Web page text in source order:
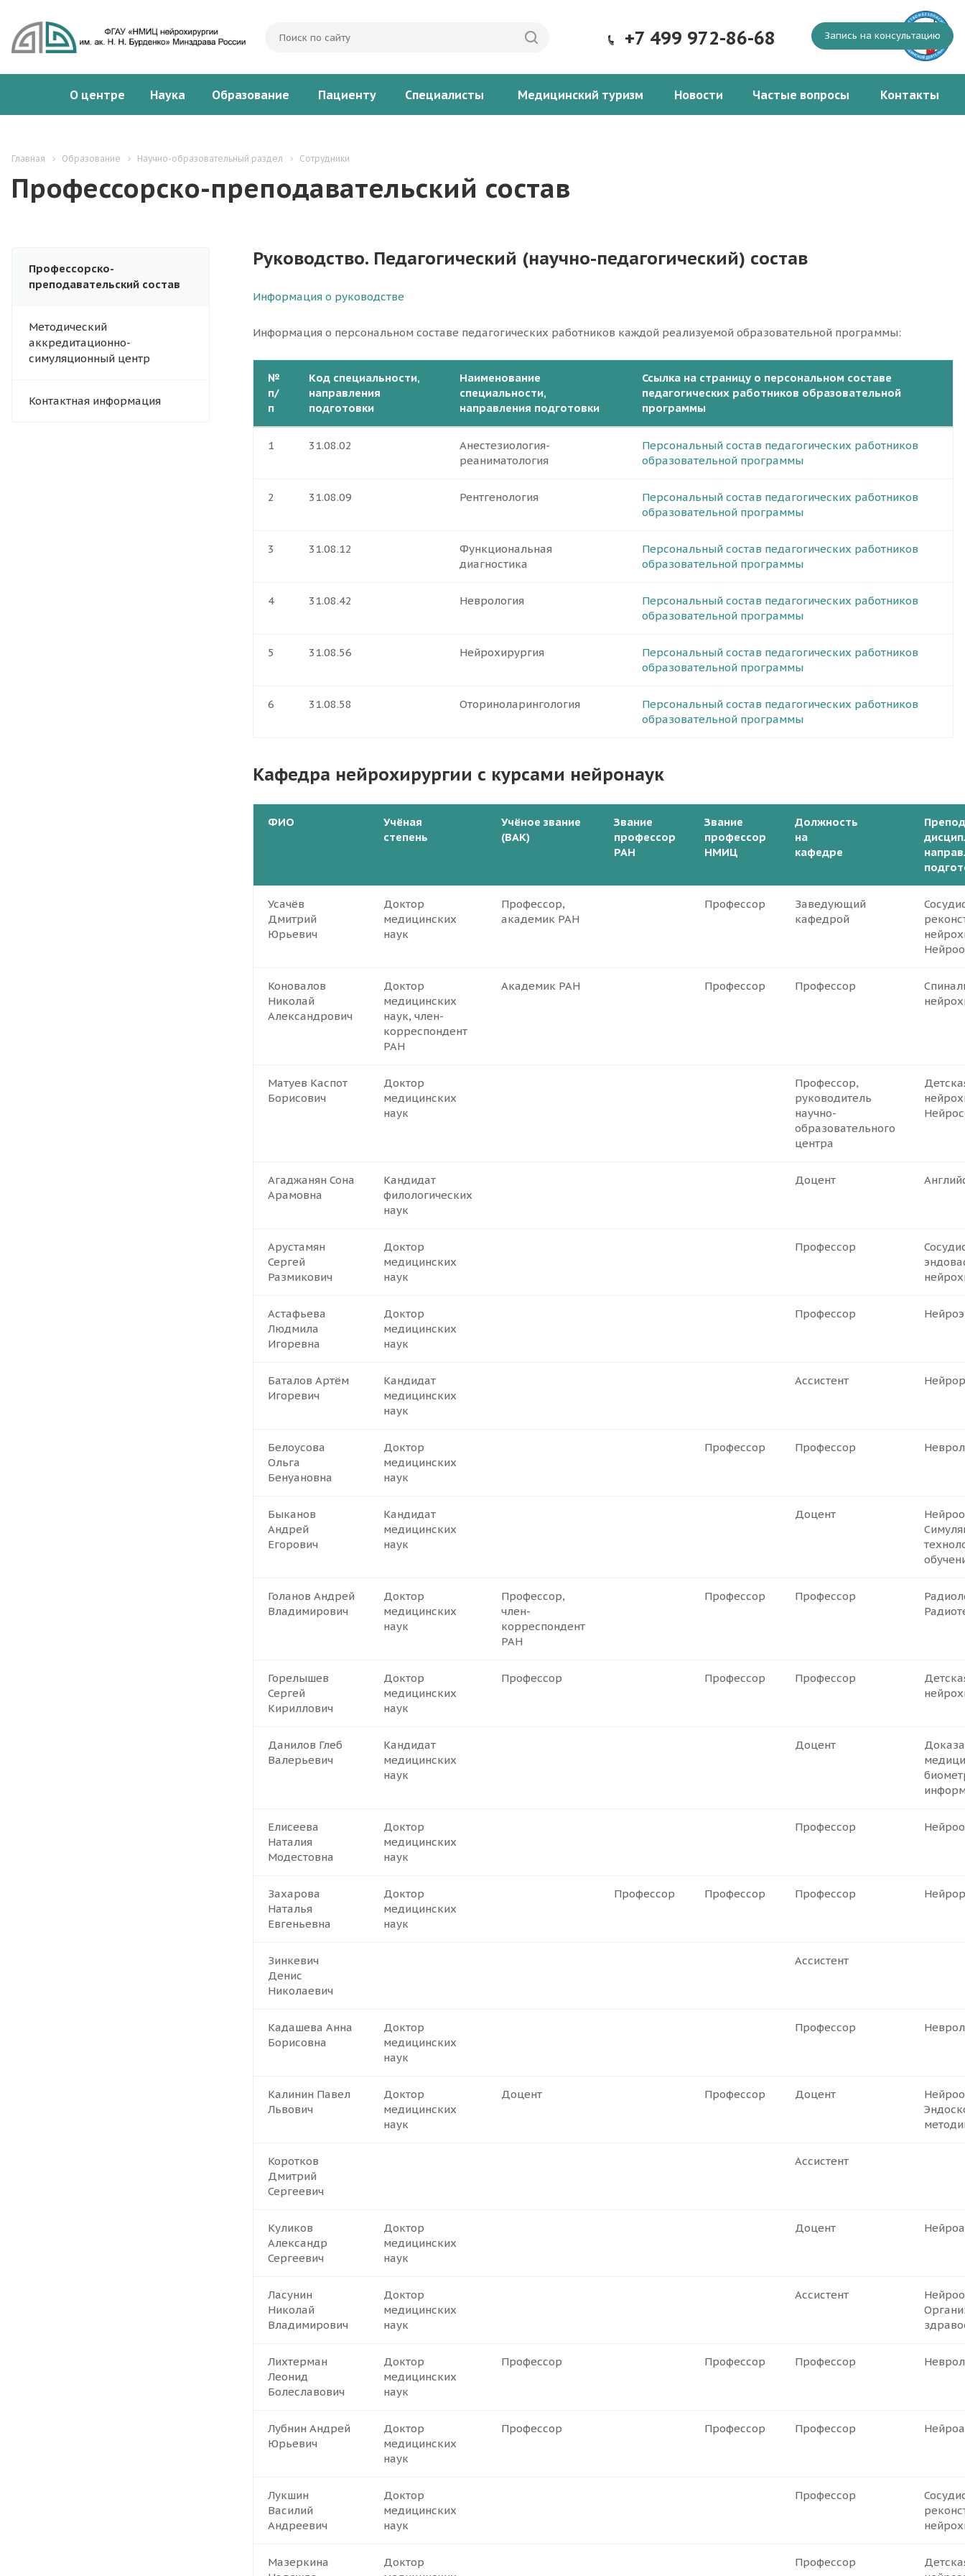
Запись на консультацию
+7 499 972-86-68
О центре Наука Образование Пациенту Специалисты Медицинский туризм Новости Частые вопросы Контакты
Главная Образование Научно-образовательный раздел Сотрудники
Профессорско-преподавательский состав
Профессорско-
преподавательский состав
Методический
аккредитационно-
симуляционный центр
Контактная информация
Руководство. Педагогический (научно-педагогический) состав
Информация о руководстве
Информация о персональном составе педагогических работников каждой реализуемой образовательной программы:
№
п/
п
Код специальности,
направления
подготовки
Наименование
специальности,
направления подготовки
Ссылка на страницу о персональном составе
педагогических работников образовательной
программы
1 31.08.02
Анестезиология-
реаниматология
Персональный состав педагогических работников
образовательной программы
2 31.08.09 Рентгенология
Персональный состав педагогических работников
образовательной программы
3 31.08.12
Функциональная
диагностика
Персональный состав педагогических работников
образовательной программы
4 31.08.42 Неврология
Персональный состав педагогических работников
образовательной программы
5 31.08.56 Нейрохирургия
Персональный состав педагогических работников
образовательной программы
6 31.08.58 Оториноларингология
Персональный состав педагогических работников
образовательной программы
Кафедра нейрохирургии с курсами нейронаук
ФИО
Учёная
степень
Учёное звание
(ВАК)
Звание
профессор
РАН
Звание
профессор
НМИЦ
Должность
на
кафедре
Усачёв
Дмитрий
Юрьевич
Доктор
медицинских
наук
Профессор,
академик РАН
Профессор
Заведующий
кафедрой
Коновалов
Николай
Александрович
Доктор
медицинских
наук, член-
корреспондент
РАН
Академик РАН Профессор Профессор
Матуев Каспот
Борисович
Доктор
медицинских
наук
Профессор,
руководитель
научно-
образовательного
центра
Агаджанян Сона
Арамовна
Кандидат
филологических
наук
Доцент
Арустамян
Сергей
Размикович
Доктор
медицинских
наук
Профессор
Астафьева
Людмила
Игоревна
Доктор
медицинских
наук
Профессор
Баталов Артём
Игоревич
Кандидат
медицинских
наук
Ассистент
Белоусова
Ольга
Бенуановна
Доктор
медицинских
наук
Профессор Профессор
Быканов
Андрей
Егорович
Кандидат
медицинских
наук
Доцент
Голанов Андрей
Владимирович
Доктор
медицинских
наук
Профессор,
член-
корреспондент
РАН
Профессор Профессор
Горелышев
Сергей
Кириллович
Доктор
медицинских
наук
Профессор Профессор Профессор
Данилов Глеб
Валерьевич
Кандидат
медицинских
наук
Доцент
Елисеева
Наталия
Модестовна
Доктор
медицинских
наук
Профессор
Захарова
Наталья
Евгеньевна
Доктор
медицинских
наук
Профессор Профессор Профессор
Зинкевич
Денис
Николаевич
Ассистент
Кадашева Анна
Борисовна
Доктор
медицинских
наук
Профессор
Калинин Павел
Львович
Доктор
медицинских
наук
Доцент Профессор Доцент
Коротков
Дмитрий
Сергеевич
Ассистент
Куликов
Александр
Сергеевич
Доктор
медицинских
наук
Доцент
Ласунин
Николай
Владимирович
Доктор
медицинских
наук
Ассистент
Лихтерман
Леонид
Болеславович
Доктор
медицинских
наук
Профессор Профессор Профессор
Лубнин Андрей
Юрьевич
Доктор
медицинских
наук
Профессор Профессор Профессор
Лукшин
Василий
Андреевич
Доктор
медицинских
наук
Профессор
Мазеркина
Доктор
Профессор